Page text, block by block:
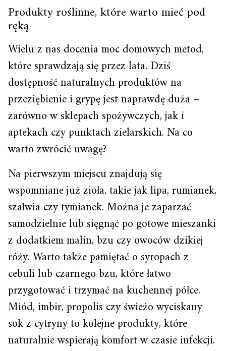
Produkty roślinne, które warto mieć pod
ręką
Wielu z nas docenia moc domowych metod,
które sprawdzają się przez lata. Dziś
dostępność naturalnych produktów na
przeziębienie i grypę jest naprawdę duża –
zarówno w sklepach spożywczych, jak i
aptekach czy punktach zielarskich. Na co
warto zwrócić uwagę?
Na pierwszym miejscu znajdują się
wspomniane już zioła, takie jak lipa, rumianek,
szałwia czy tymianek. Można je zaparzać
samodzielnie lub sięgnąć po gotowe mieszanki
z dodatkiem malin, bzu czy owoców dzikiej
róży. Warto także pamiętać o syropach z
cebuli lub czarnego bzu, które łatwo
przygotować i trzymać na kuchennej półce.
Miód, imbir, propolis czy świeżo wyciskany
sok z cytryny to kolejne produkty, które
naturalnie wspierają komfort w czasie infekcji.